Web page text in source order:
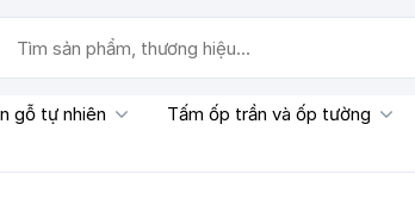
phẩm, thương hiệu...
gỗ tự nhiên
Tấm ốp trần và ốp tường